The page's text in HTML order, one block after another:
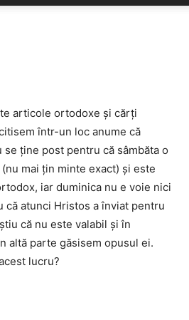
articole ortodoxe şi cărţi
într-un loc anume că
se ţine post pentru că sâmbăta o
mai ţin minte exact) şi este
iar duminica nu e voie nici
că atunci Hristos a înviat pentru
că nu este valabil şi în
altă parte găsisem opusul ei.
lucru?